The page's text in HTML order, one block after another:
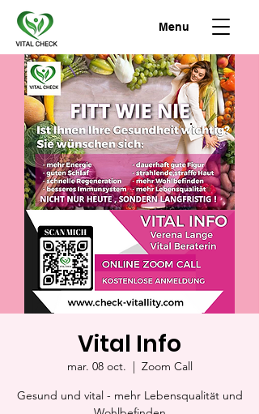
Menu
Vital Info
mar. 08 oct.
  |
Zoom Call
Gesund und vital - mehr Lebensqualität und